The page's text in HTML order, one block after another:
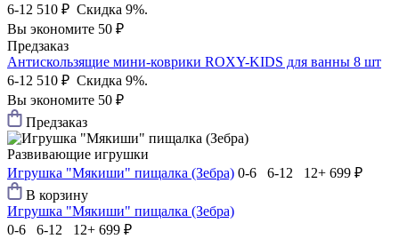
6-12 510 ₽ Скидка 9%.
Вы экономите 50 ₽
Предзаказ
Антискользящие мини-коврики ROXY-KIDS для ванны 8 шт
6-12 510 ₽ Скидка 9%.
Вы экономите 50 ₽
Предзаказ
Развивающие игрушки
Игрушка "Мякиши" пищалка (Зебра) 0-6 6-12 12+ 699 ₽
В корзину
Игрушка "Мякиши" пищалка (Зебра)
0-6 6-12 12+ 699 ₽